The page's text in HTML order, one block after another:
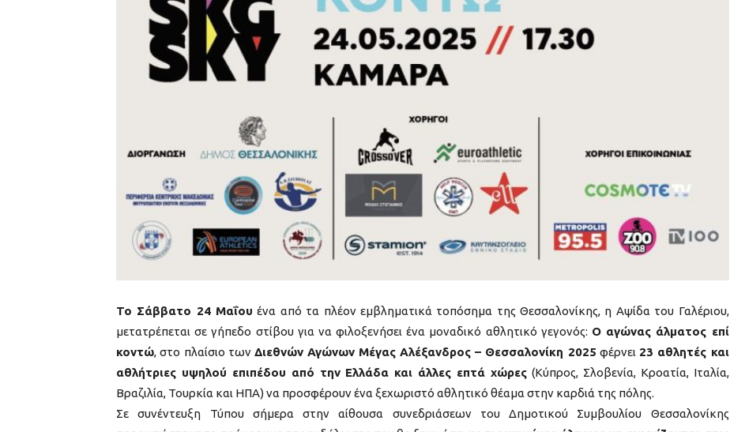
Το Σάββατο 24 Μαΐου ένα από τα πλέον εμβληματικά τοπόσημα της Θεσσαλονίκης, η Αψίδα του Γαλέριου,
μετατρέπεται σε γήπεδο στίβου για να φιλοξενήσει ένα μοναδικό αθλητικό γεγονός: Ο αγώνας άλματος επί
κοντώ, στο πλαίσιο των Διεθνών Αγώνων Μέγας Αλέξανδρος – Θεσσαλονίκη 2025 φέρνει 23 αθλητές και
αθλήτριες υψηλού επιπέδου από την Ελλάδα και άλλες επτά χώρες(Κύπρος, Σλοβενία, Κροατία, Ιταλία,
Βραζιλία, Τουρκία και ΗΠΑ) να προσφέρουν ένα ξεχωριστό αθλητικό θέαμα στην καρδιά της πόλης.
Σε συνέντευξη Τύπου σήμερα στην αίθουσα συνεδριάσεων του Δημοτικού Συμβουλίου Θεσσαλονίκης